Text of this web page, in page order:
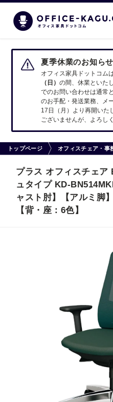
夏季休業のお知らせ
オフィス家具ドットコム
（日）の間、休業といた
でのお問い合わせは通常
のお手配・発送業務、メ
17日（月）より再開いた
ございませんが、よろし
トップページ オフィスチェア・事
プラス オフィスチェア
ュタイプ KD-
ャスト肘】【アルミ脚
【背・座：6色】